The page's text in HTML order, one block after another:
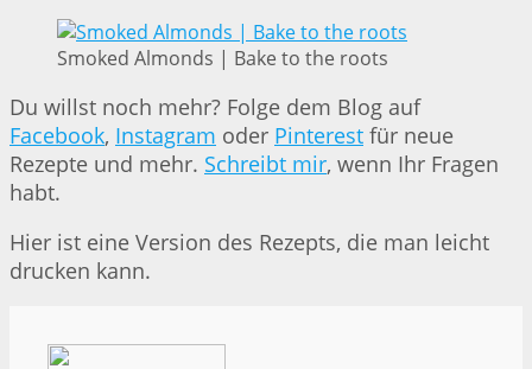
Smoked Almonds | Bake to the roots
Du willst noch mehr? Folge dem Blog auf
Facebook, Instagram oder Pinterest für neue
Rezepte und mehr. Schreibt mir, wenn Ihr Fragen
habt.
Hier ist eine Version des Rezepts, die man leicht
drucken kann.